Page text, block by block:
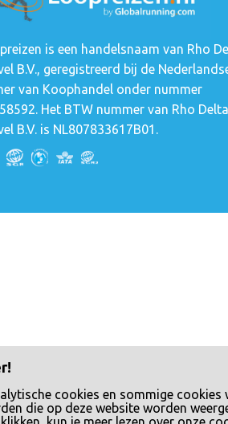
cookies en sommige
die op deze website worden
is een handelsnaam van Rho
B.V., geregistreerd bij de
van Koophandel onder nummer
Het BTW nummer van Rho Delta
B.V. is NL807833617B01.